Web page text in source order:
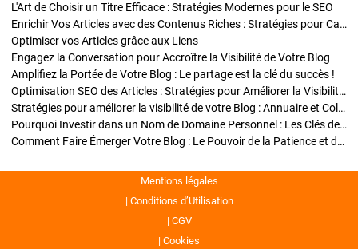
L'Art de Choisir un Titre Efficace : Stratégies Modernes pour le SEO
Enrichir Vos Articles avec des Contenus Riches : Stratégies pour Captiver et Optimiser
Optimiser vos Articles grâce aux Liens
Engagez la Conversation pour Accroître la Visibilité de Votre Blog
Amplifiez la Portée de Votre Blog : Le partage est la clé du succès !
Optimisation SEO des Articles : Stratégies pour Améliorer la Visibilité de Votre Blog
Stratégies pour améliorer la visibilité de votre Blog : Annuaire et Collaborations
Pourquoi Investir dans un Nom de Domaine Personnel : Les Clés de la Réussite de Votre Blog
Comment Faire Émerger Votre Blog : Le Pouvoir de la Patience et de la Persévérance
Mentions légales
Conditions d’Utilisation
CGV
Cookies